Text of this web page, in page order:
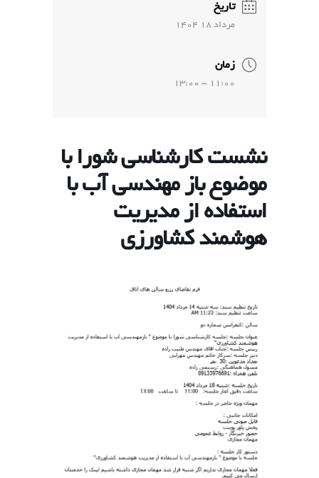
تاریخ
مرداد 18 1404
زمان
11:00 - 13:00
نشست کارشناسی شورا با
موضوع باز مهندسی آب با
استفاده از مدیریت
هوشمند کشاورزی